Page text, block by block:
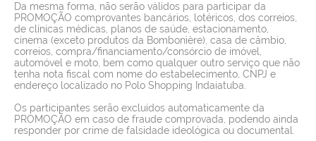
Da mesma forma, não serão válidos para participar da
PROMOÇÃO comprovantes bancários, lotéricos, dos correios,
de clínicas médicas, planos de saúde, estacionamento,
cinema (exceto produtos da Bombonière), casa de câmbio,
correios, compra/financiamento/consórcio de imóvel,
automóvel e moto, bem como qualquer outro serviço que não
tenha nota fiscal com nome do estabelecimento, CNPJ e
endereço localizado no Polo Shopping Indaiatuba.
Os participantes serão excluídos automaticamente da
PROMOÇÃO em caso de fraude comprovada, podendo ainda
responder por crime de falsidade ideológica ou documental.